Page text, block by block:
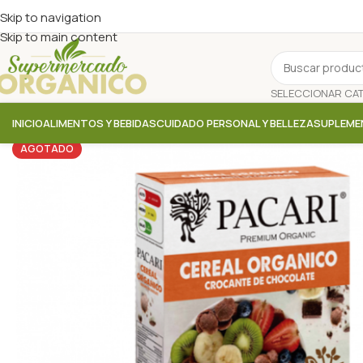
Skip to navigation
Skip to main content
INICIOALIMENTOS Y BEBIDASCUIDADO PERSONAL Y BELLEZA
AGOTADO